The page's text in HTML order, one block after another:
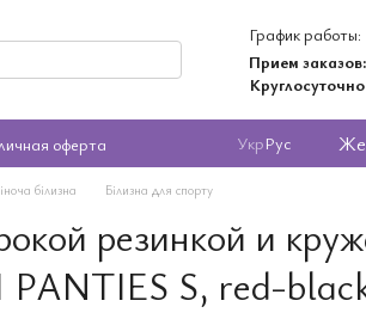
График работы:
Прием заказов:
Круглосуточно
оферта УкрРус
білизна Білизна для спорту
резинкой и
PANTIES S, red-